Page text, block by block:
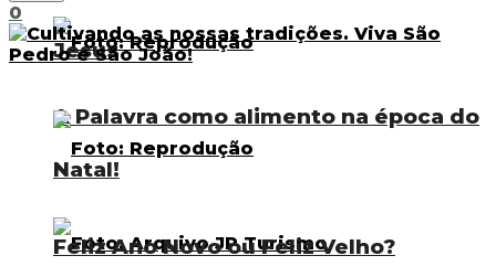
A Palavra como alimento na época do
Natal!
Jesus
Feliz Ano Novo ou Feliz Velho?
0